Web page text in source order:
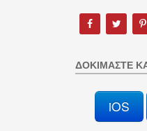
ΔΟΚΙΜΆΣΤΕ
iOS